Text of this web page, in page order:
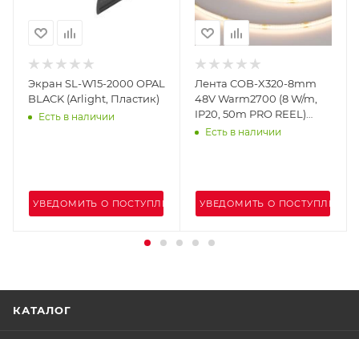
Экран SL-W15-2000 OPAL
BLACK (Arlight, Пластик)
Есть в наличии
УВЕДОМИТЬ О ПОСТУПЛЕНИИ
Лента COB-X320-8mm
48V Warm2700 (8 W/m,
IP20, 50m PRO REEL)
(Arlight, -)
Есть в наличии
УВЕДОМИТЬ О ПОСТУПЛЕНИИ
КАТАЛОГ